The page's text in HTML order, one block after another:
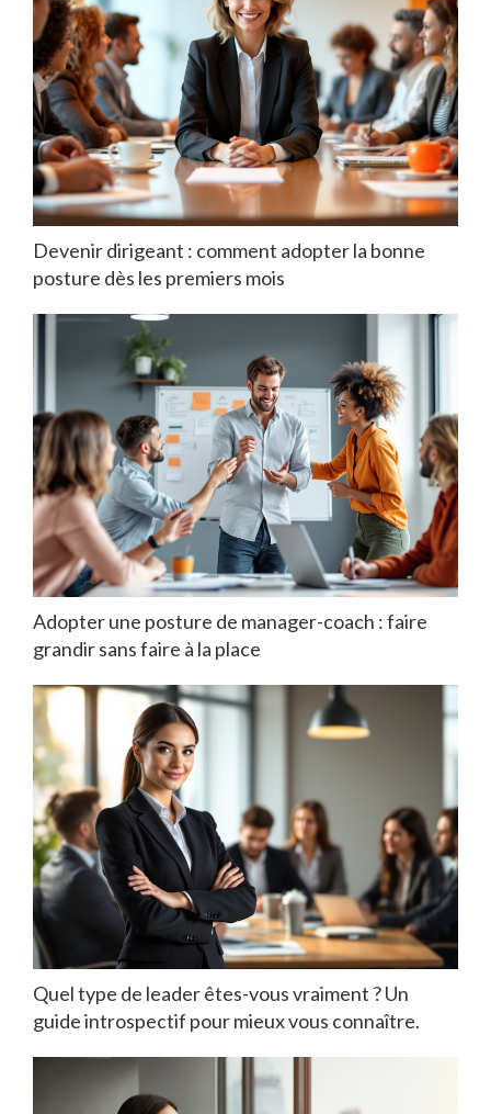
Devenir dirigeant : comment adopter la bonne
posture dès les premiers mois
Adopter une posture de manager-coach : faire
grandir sans faire à la place
Quel type de leader êtes-vous vraiment ? Un
guide introspectif pour mieux vous connaître.